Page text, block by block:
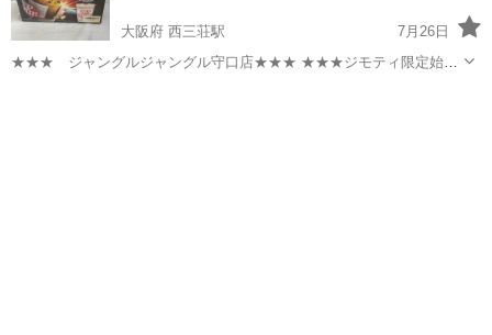
大阪府 西三荘駅
7月26日
★★★ ジャングルジャングル守口店★★★ ★★★ジモティ限定始め